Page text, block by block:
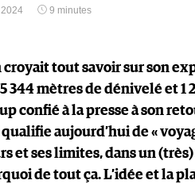
9 minutes
croyait tout savoir sur son
344 mètres de dénivelé et 1
confié à la presse à son
qualifie aujourd’hui de «
et ses limites, dans un
de tout ça. L’idée et la